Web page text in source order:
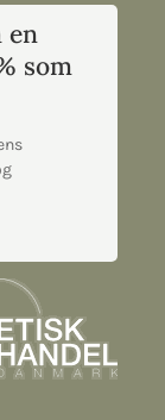
en
som